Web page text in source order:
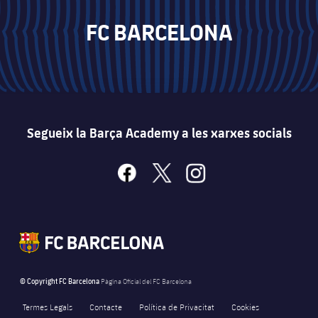
FC BARCELONA
Segueix la Barça Academy a les xarxes socials
facebook
x instagram
© Copyright FC Barcelona Pàgina Oficial del FC Barcelona
Termes Legals Contacte Política de Privacitat Cookies